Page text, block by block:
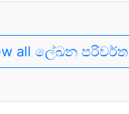
all ලේඛන